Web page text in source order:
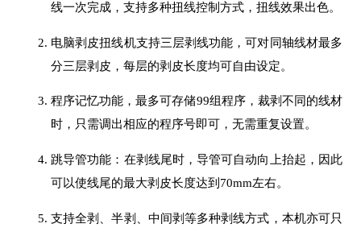
线一次完成，支持多种扭线控制方式，扭线效果出色。
电脑剥皮扭线机支持三层剥线功能，可对同轴线材最多
分三层剥皮，每层的剥皮长度均可自由设定。
程序记忆功能，最多可存储99组程序，裁剥不同的线材
时，只需调出相应的程序号即可，无需重复设置。
跳导管功能：在剥线尾时，导管可自动向上抬起，因此
可以使线尾的最大剥皮长度达到70mm左右。
支持全剥、半剥、中间剥等多种剥线方式，本机亦可只